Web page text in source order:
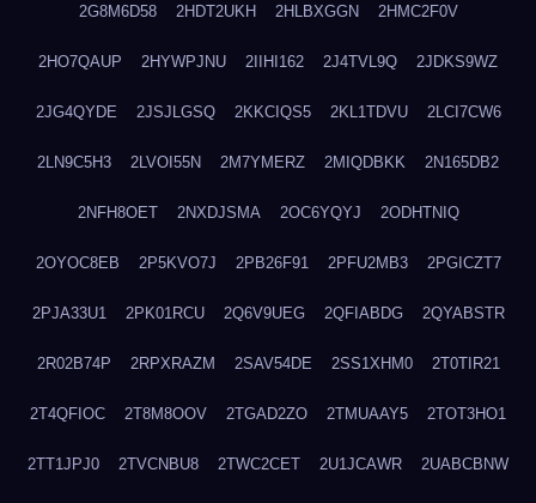
2G8M6D58 2HDT2UKH 2HLBXGGN 2HMC2F0V
2HO7QAUP 2HYWPJNU 2IIHI162 2J4TVL9Q 2JDKS9WZ
2JG4QYDE 2JSJLGSQ 2KKCIQS5 2KL1TDVU 2LCI7CW6
2LN9C5H3 2LVOI55N 2M7YMERZ 2MIQDBKK 2N165DB2
2NFH8OET 2NXDJSMA 2OC6YQYJ 2ODHTNIQ
2OYOC8EB 2P5KVO7J 2PB26F91 2PFU2MB3 2PGICZT7
2PJA33U1 2PK01RCU 2Q6V9UEG 2QFIABDG 2QYABSTR
2R02B74P 2RPXRAZM 2SAV54DE 2SS1XHM0 2T0TIR21
2T4QFIOC 2T8M8OOV 2TGAD2ZO 2TMUAAY5 2TOT3HO1
2TT1JPJ0 2TVCNBU8 2TWC2CET 2U1JCAWR 2UABCBNW